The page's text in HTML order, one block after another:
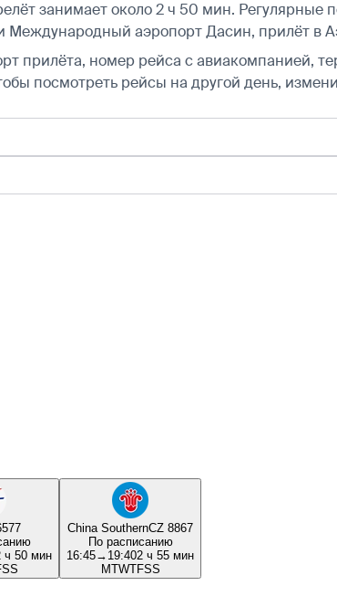
занимает около 2 ч 50 мин. Регулярные
аэропорт Дасин, прилёт в
прилёта, номер рейса с авиакомпанией,
посмотреть рейсы на другой день,
ч 50 мин
SS
China SouthernCZ 8867
По расписанию
16:45→ 19:402 ч 55 мин
MTWTFSS